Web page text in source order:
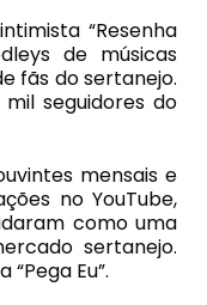
“Resenha
de músicas
fãs do sertanejo.
seguidores do
mensais e
no YouTube,
como uma
sertanejo.
Eu”.